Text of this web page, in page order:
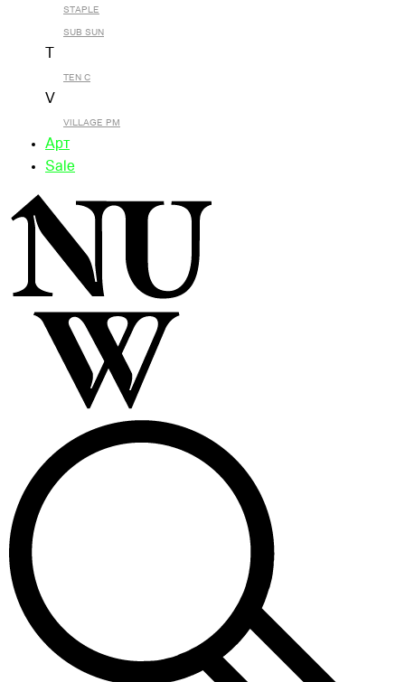
STAPLE
SUB SUN
TEN C
V
VILLAGE PM
Арт
Sale